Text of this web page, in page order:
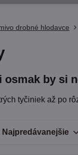
drobné hlodavce
by si
tyčiniek až po
Najpredávanejšie